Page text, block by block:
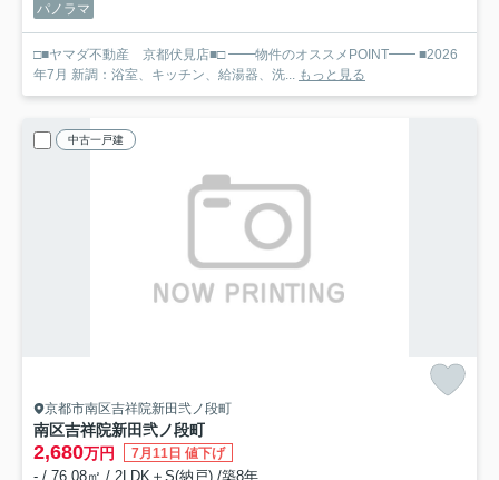
パノラマ
□■ヤマダ不動産 京都伏見店■□ ━━物件のオススメPOINT━━ ■2026
年7月 新調：浴室、キッチン、給湯器、洗... もっと見る
中古一戸建
京都市南区吉祥院新田弐ノ段町
南区吉祥院新田弐ノ段町
2,680万円 7月11日 値下げ
- / 76.08㎡ / 2LDK＋S(納戸) /築8年